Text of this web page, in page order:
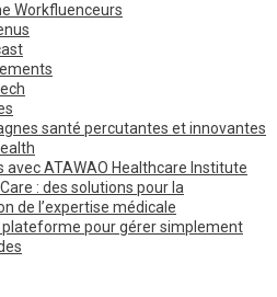
Workfluenceurs
santé percutantes et innovantes
avec ATAWAO Healthcare Institute
: des solutions pour la
de l’expertise médicale
plateforme pour gérer simplement